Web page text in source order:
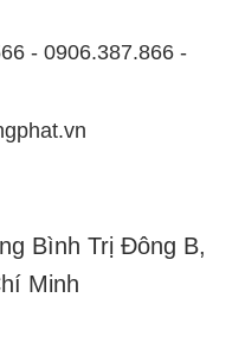
- 0906.387.866 -
Bình Trị Đông B,
Minh